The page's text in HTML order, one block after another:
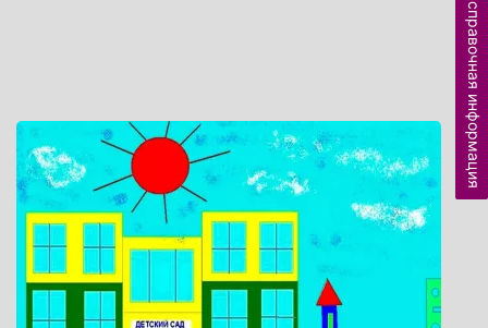
справочная информация